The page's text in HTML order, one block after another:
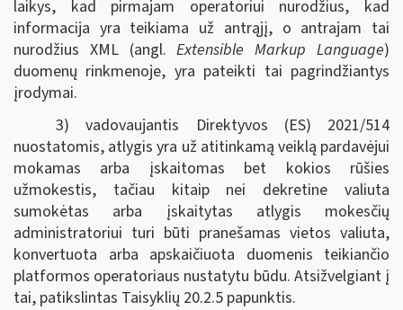
laikys, kad pirmajam operatoriui nurodžius, kad
informacija yra teikiama už antrąjį, o antrajam tai
nurodžius XML (angl.Extensible Markup Language)
duomenų rinkmenoje, yra pateikti tai pagrindžiantys
įrodymai.
3) vadovaujantis Direktyvos (ES) 2021/514
nuostatomis, atlygis yra už atitinkamą veiklą pardavėjui
mokamas arba įskaitomas bet kokios rūšies
užmokestis, tačiau kitaip nei dekretine valiuta
sumokėtas arba įskaitytas atlygis mokesčių
administratoriui turi būti pranešamas vietos valiuta,
konvertuota arba apskaičiuota duomenis teikiančio
platformos operatoriaus nustatytu būdu. Atsižvelgiant į
tai, patikslintas Taisyklių 20.2.5 papunktis.